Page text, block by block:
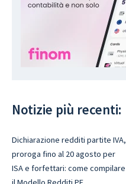
Notizie più recenti:
Dichiarazione redditi partite IVA,
proroga fino al 20 agosto per
ISA e forfettari: come compilare